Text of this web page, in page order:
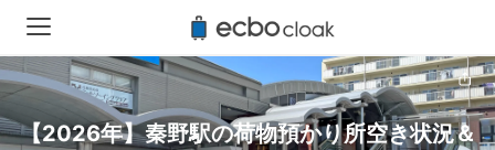
【2026年】秦野駅の荷物預かり所空き状況＆